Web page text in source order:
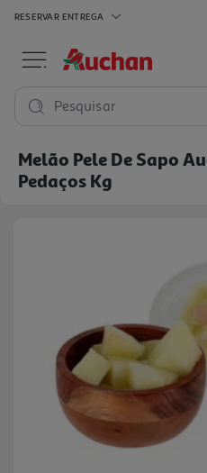
RESERVAR ENTREGA
Pesquisar
Melão Pele De Sapo
Pedaços Kg